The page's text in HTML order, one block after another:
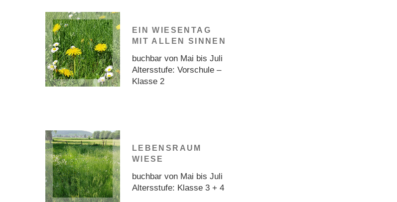
EIN WIESENTAG
MIT ALLEN SINNEN
buchbar von Mai bis Juli
Altersstufe: Vorschule –
Klasse 2
LEBENSRAUM
WIESE
buchbar von Mai bis Juli
Altersstufe: Klasse 3 + 4